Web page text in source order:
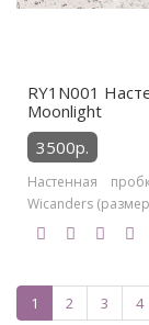
RY1N001
Moonlight
3500р.
Настенная
Wicanders
1 2 3 4